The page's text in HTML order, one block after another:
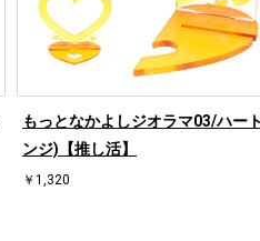
もっとなかよしジオラマ03/ハー
ンジ)【推し活】
￥1,320